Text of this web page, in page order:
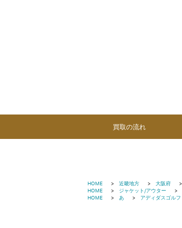
買取の流れ
HOME 近畿地方 大阪府
HOME
ジャケット/アウター
HOME
あ アディダスゴルフ